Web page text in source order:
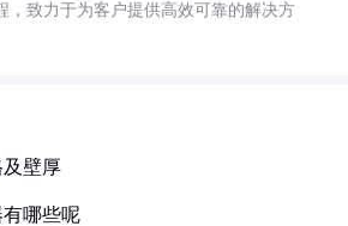
，致力于为客户提供高效可靠的解决方
壁厚
哪些呢